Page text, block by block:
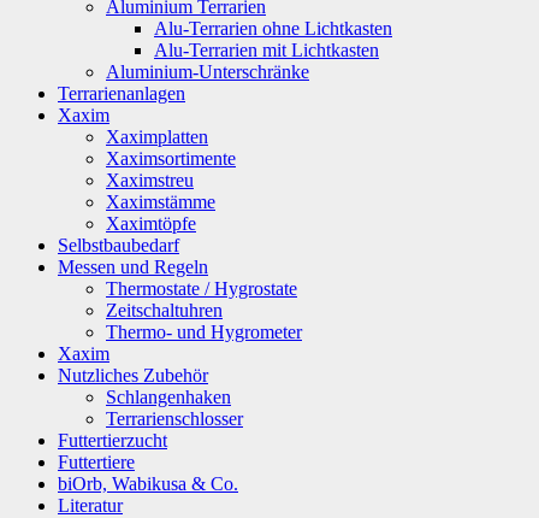
Aluminium Terrarien
Alu-Terrarien ohne Lichtkasten
Alu-Terrarien mit Lichtkasten
Aluminium-Unterschränke
Terrarienanlagen
Xaxim
Xaximplatten
Xaximsortimente
Xaximstreu
Xaximstämme
Xaximtöpfe
Selbstbaubedarf
Messen und Regeln
Thermostate / Hygrostate
Zeitschaltuhren
Thermo- und Hygrometer
Xaxim
Nutzliches Zubehör
Schlangenhaken
Terrarienschlosser
Futtertierzucht
Futtertiere
biOrb, Wabikusa & Co.
Literatur